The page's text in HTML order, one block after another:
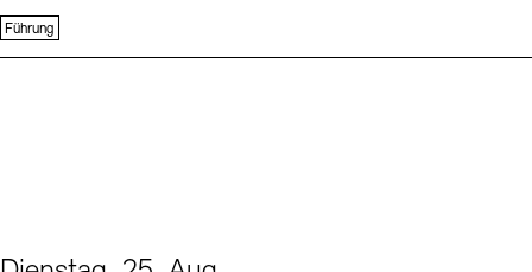
Führung